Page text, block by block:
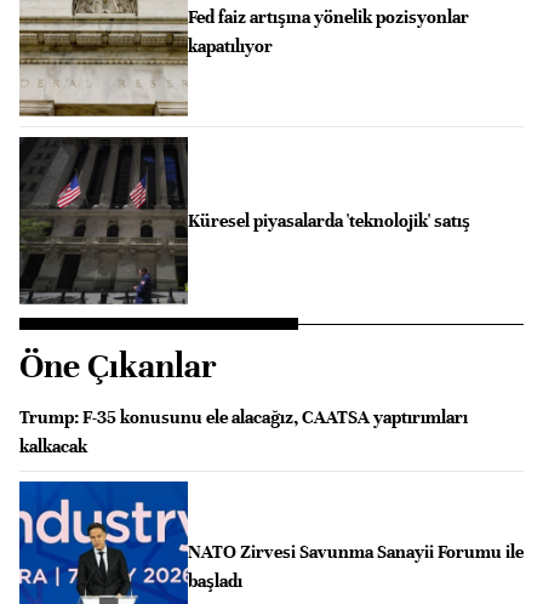
Fed faiz artışına yönelik pozisyonlar
kapatılıyor
Küresel piyasalarda 'teknolojik' satış
Öne Çıkanlar
Trump: F-35 konusunu ele alacağız, CAATSA yaptırımları
kalkacak
NATO Zirvesi Savunma Sanayii Forumu ile
başladı